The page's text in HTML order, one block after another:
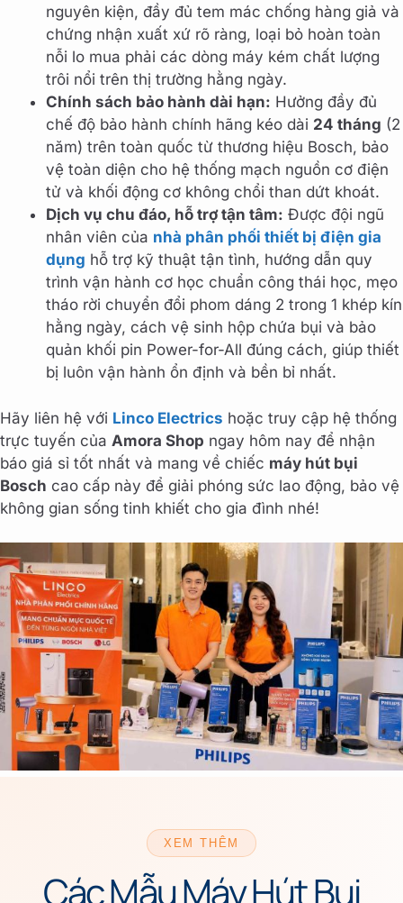
nguyên kiện, đầy đủ tem mác chống hàng giả và
chứng nhận xuất xứ rõ ràng, loại bỏ hoàn toàn
nỗi lo mua phải các dòng máy kém chất lượng
trôi nổi trên thị trường hằng ngày.
Chính sách bảo hành dài hạn: Hưởng đầy đủ
chế độ bảo hành chính hãng kéo dài 24 tháng (2
năm) trên toàn quốc từ thương hiệu Bosch, bảo
vệ toàn diện cho hệ thống mạch nguồn cơ điện
tử và khối động cơ không chổi than dứt khoát.
Dịch vụ chu đáo, hỗ trợ tận tâm: Được đội ngũ
nhân viên của nhà phân phối thiết bị điện gia
dụng hỗ trợ kỹ thuật tận tình, hướng dẫn quy
trình vận hành cơ học chuẩn công thái học, mẹo
tháo rời chuyển đổi phom dáng 2 trong 1 khép kín
hằng ngày, cách vệ sinh hộp chứa bụi và bảo
quản khối pin Power-for-All đúng cách, giúp thiết
bị luôn vận hành ổn định và bền bỉ nhất.
Hãy liên hệ với Linco Electrics hoặc truy cập hệ thống
trực tuyến của Amora Shop ngay hôm nay để nhận
báo giá sỉ tốt nhất và mang về chiếc máy hút bụi
Bosch cao cấp này để giải phóng sức lao động, bảo vệ
không gian sống tinh khiết cho gia đình nhé!
XEM THÊM
Các Mẫu Máy Hút Bụi